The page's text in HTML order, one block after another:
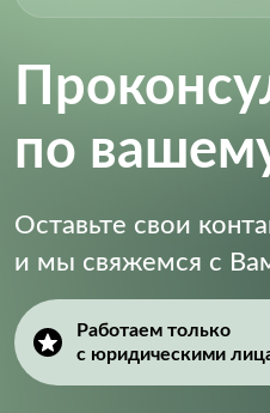
по
Оставьте свои
и мы свяжемся с
Работаем только
с юридическими